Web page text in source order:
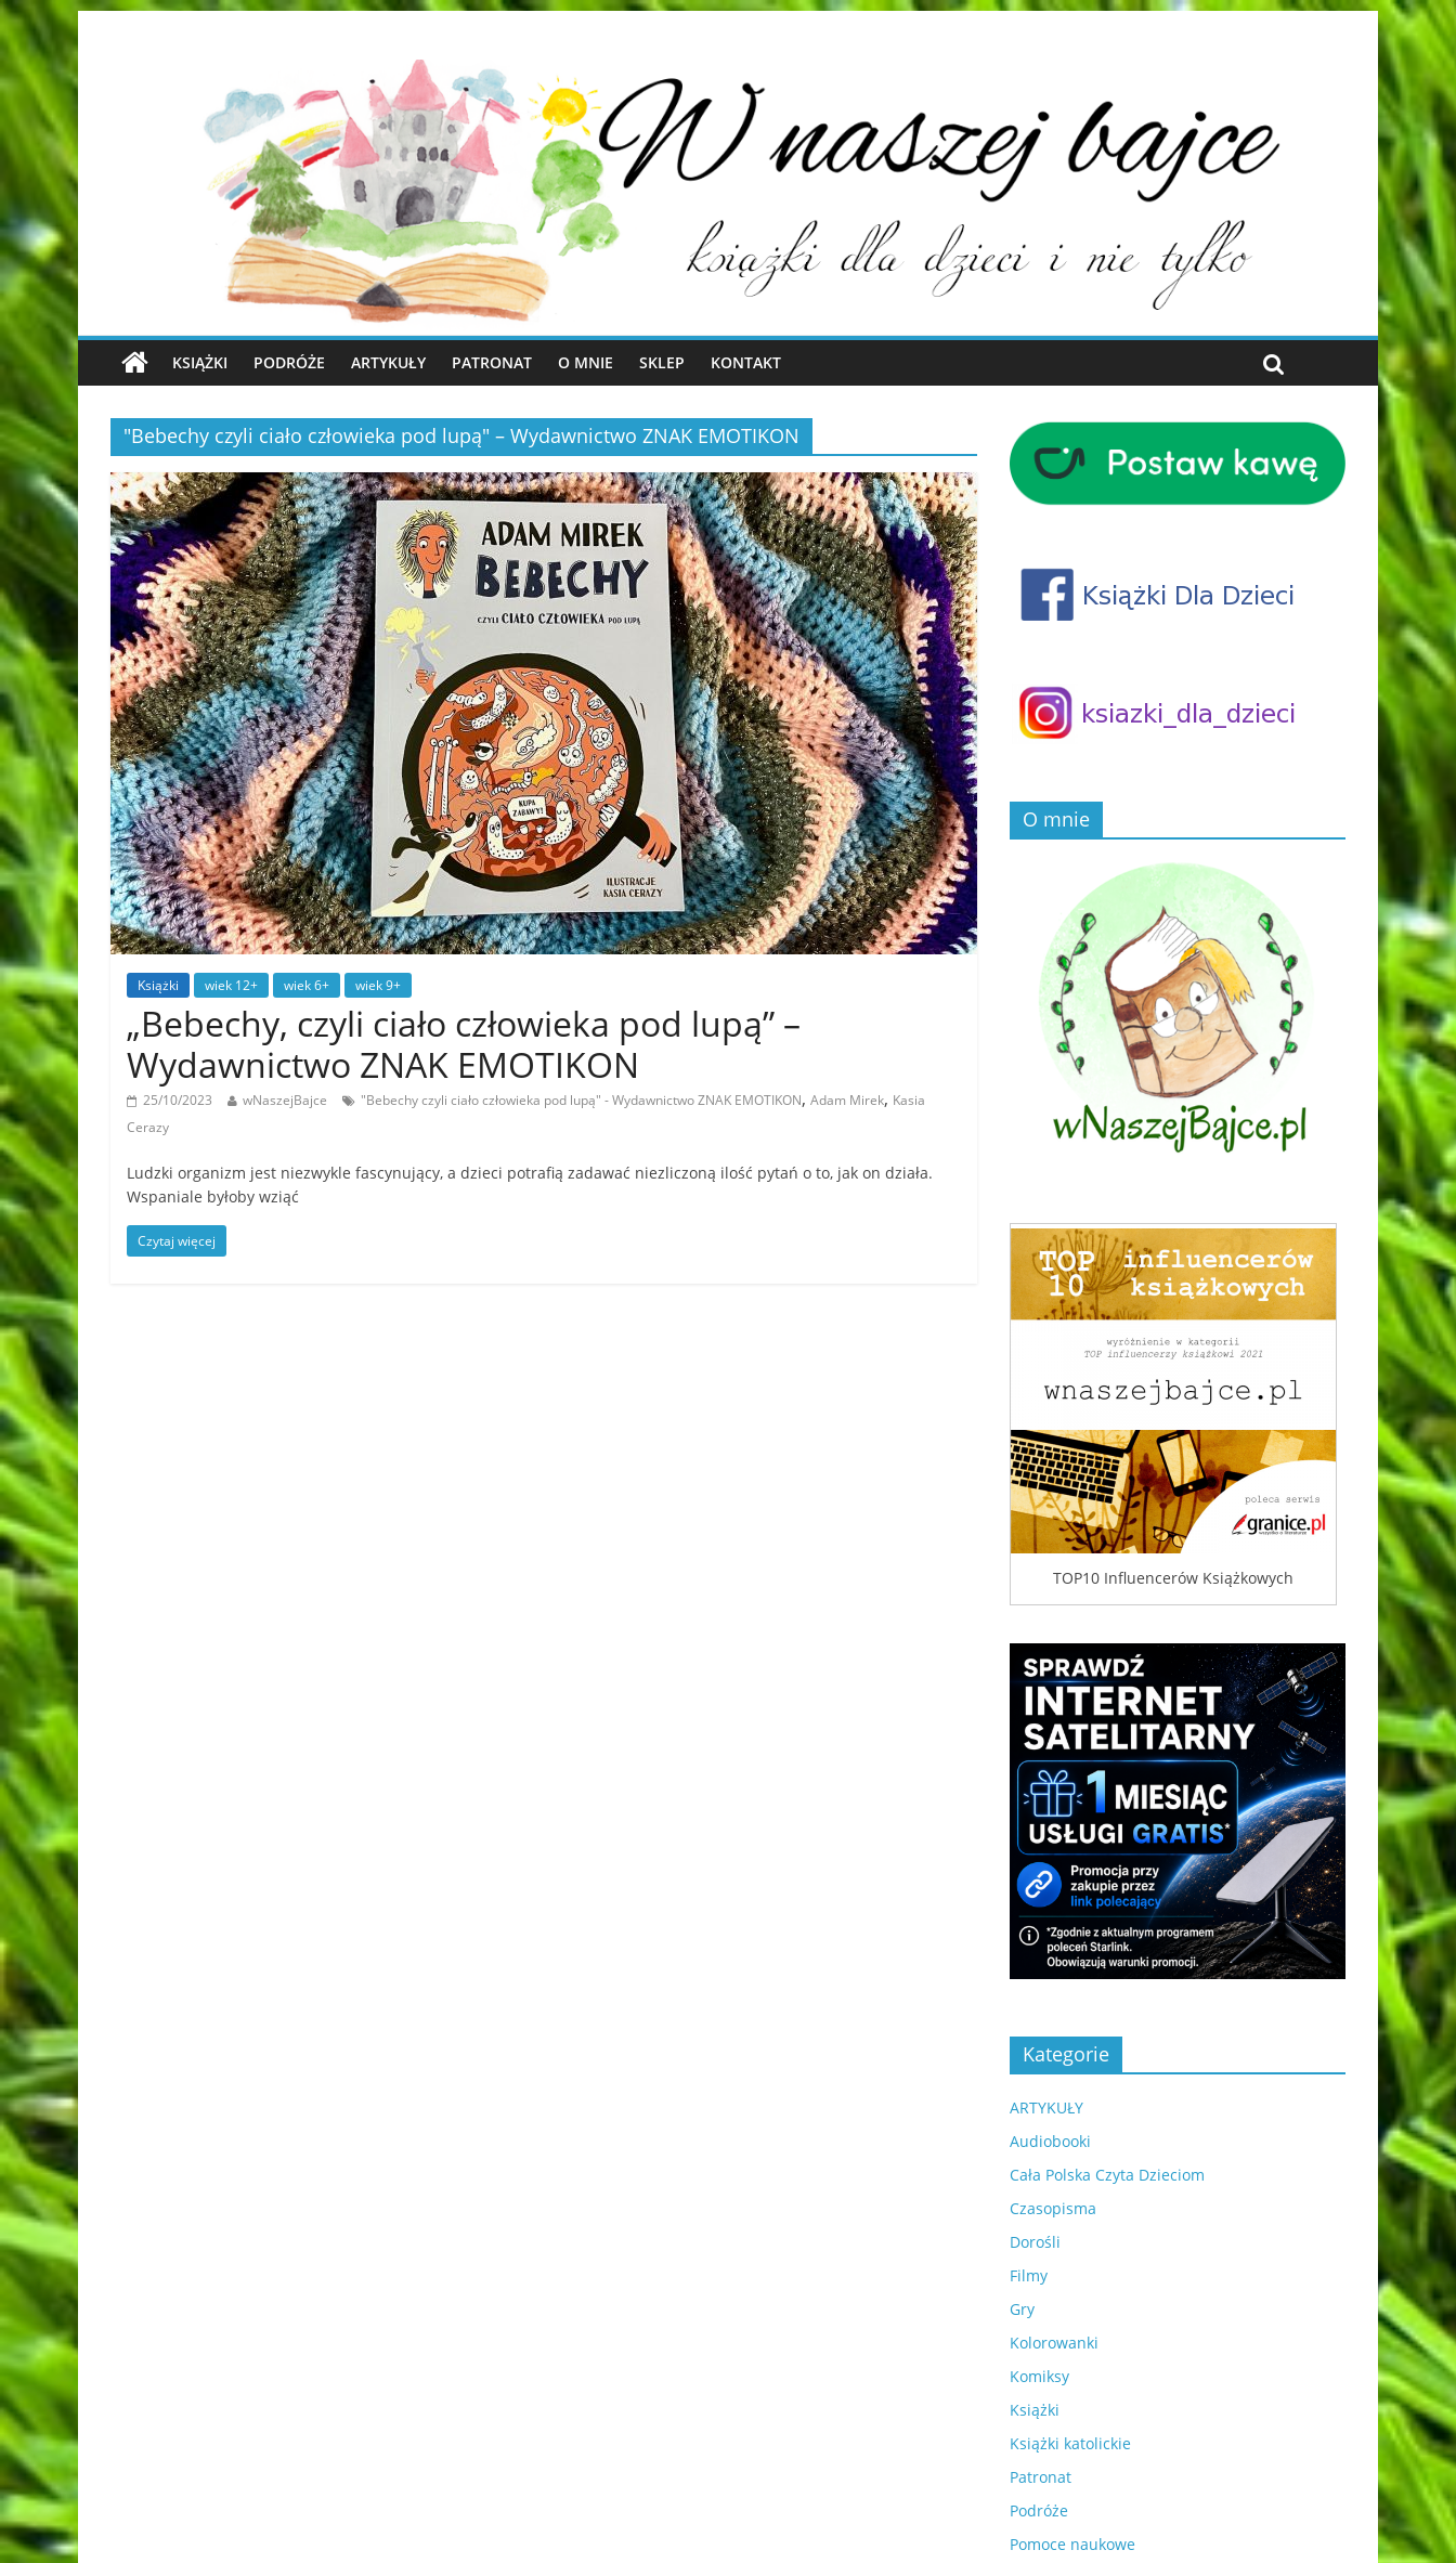
KSIĄŻKI PODRÓŻE ARTYKUŁY PATRONAT O MNIE SKLEP KONTAKT
"Bebechy czyli ciało człowieka pod lupą" – Wydawnictwo ZNAK EMOTIKON
Książki wiek 12+ wiek 6+ wiek 9+
„Bebechy, czyli ciało człowieka pod lupą” –
Wydawnictwo ZNAK EMOTIKON
25/10/2023 wNaszejBajce "Bebechy czyli ciało człowieka pod lupą" - Wydawnictwo ZNAK EMOTIKON, Adam Mirek, Kasia
Cerazy
Ludzki organizm jest niezwykle fascynujący, a dzieci potrafią zadawać niezliczoną ilość pytań o to, jak on działa.
Wspaniale byłoby wziąć
Czytaj więcej
O mnie
TOP10 Influencerów Książkowych
Kategorie
ARTYKUŁY
Audiobooki
Cała Polska Czyta Dzieciom
Czasopisma
Dorośli
Filmy
Gry
Kolorowanki
Komiksy
Książki
Książki katolickie
Patronat
Podróże
Pomoce naukowe